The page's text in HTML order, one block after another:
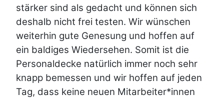
stärker sind als gedacht und können sich
deshalb nicht frei testen. Wir wünschen
weiterhin gute Genesung und hoffen auf
ein baldiges Wiedersehen. Somit ist die
Personaldecke natürlich immer noch sehr
knapp bemessen und wir hoffen auf jeden
Tag, dass keine neuen Mitarbeiter*innen